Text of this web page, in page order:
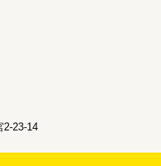
2-23-14